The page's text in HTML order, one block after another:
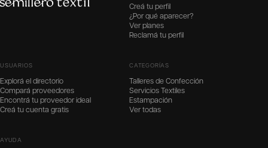
Creá tu perfil
¿Por qué aparecer?
Ver planes
Reclamá tu perfil
USUARIOS
Explorá el directorio
Compará proveedores
Encontrá tu proveedor ideal
Creá tu cuenta gratis
CATEGORÍAS
Talleres de Confección
Servicios Textiles
Estampación
Ver todas
AYUDA